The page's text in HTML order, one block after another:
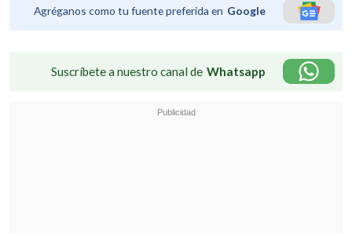
Agréganos como tu fuente preferida en Google
Suscríbete a nuestro canal de Whatsapp